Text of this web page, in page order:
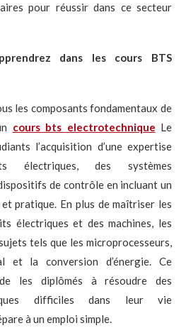
pour réussir dans ce secteur
dans les cours BTS
les composants fondamentaux de
cours bts electrotechnique Le
l’acquisition d’une expertise
électriques, des systèmes
de contrôle en incluant un
pratique. En plus de maîtriser les
électriques et des machines, les
tels que les microprocesseurs,
et la conversion d’énergie. Ce
les diplômés à résoudre des
difficiles dans leur vie
à un emploi simple.